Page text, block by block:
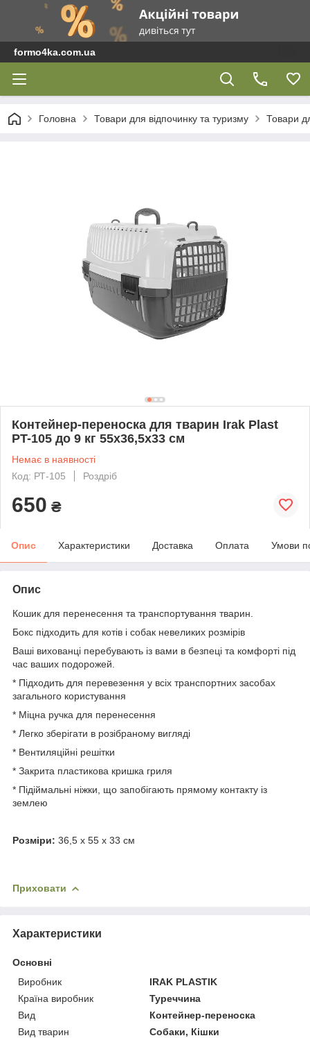
formo4ka.com.ua
Головна Товари для відпочинку та туризму Товари
Контейнер-переноска для тварин Irak Plast
PT-105 до 9 кг 55х36,5х33 см
Немає в наявності
Код: РТ-105
Роздріб
650 ₴
Опис Характеристики Доставка Оплата Умови
Опис
Кошик для перенесення та транспортування тварин.
Бокс підходить для котів і собак невеликих розмірів
Ваші вихованці перебувають із вами в безпеці та комфорті під
час ваших подорожей.
* Підходить для перевезення у всіх транспортних засобах
загального користування
* Міцна ручка для перенесення
* Легко зберігати в розібраному вигляді
* Вентиляційні решітки
* Закрита пластикова кришка гриля
* Підіймальні ніжки, що запобігають прямому контакту із
землею
Розміри: 36,5 х 55 х 33 см
Приховати
Характеристики
Основні
Виробник
IRAK PLASTIK
Країна виробник
Туреччина
Вид
Контейнер-переноска
Вид тварин
Собаки, Кішки